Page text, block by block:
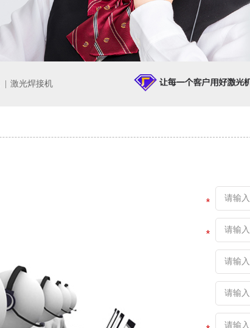
激光焊接机